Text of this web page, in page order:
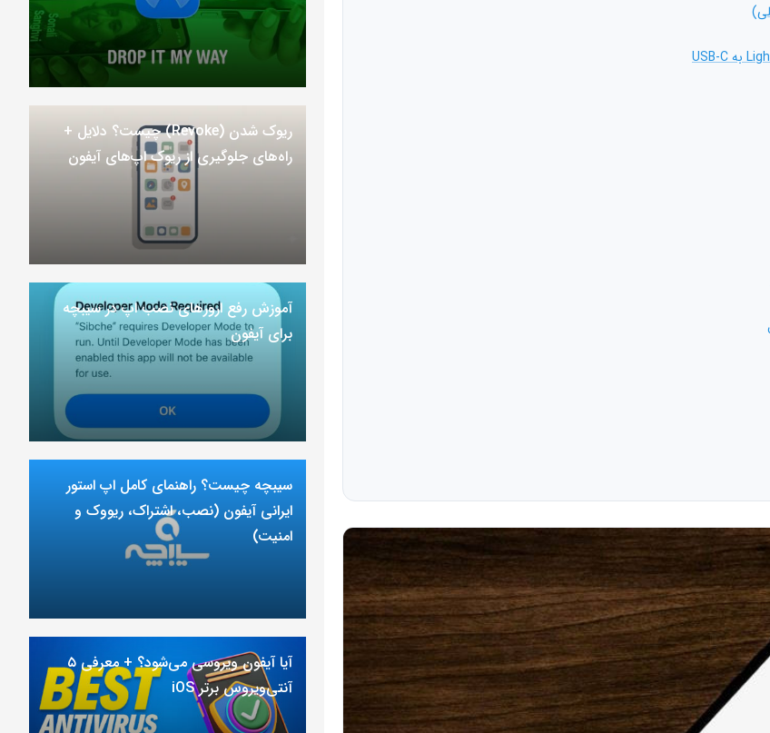
ریوک شدن (Revoke) چیست؟ دلایل +
راه‌های جلوگیری از ریوک اپ‌های آیفون
آموزش رفع ارور‌های نصب اپ در سیبچه
برای آیفون
سیبچه چیست؟ راهنمای کامل اپ استور
ایرانی آیفون (نصب، اشتراک، ریووک و
امنیت)
آیا آیفون ویروسی می‌شود؟ + معرفی ۵
آنتی‌ویروس برتر iOS